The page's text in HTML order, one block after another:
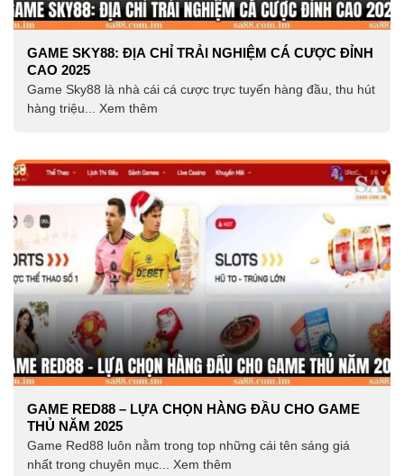
GAME SKY88: ĐỊA CHỈ TRẢI NGHIỆM CÁ CƯỢC ĐỈNH
CAO 2025
Game Sky88 là nhà cái cá cược trực tuyến hàng đầu, thu hút
hàng triệu... Xem thêm
GAME RED88 – LỰA CHỌN HÀNG ĐẦU CHO GAME
THỦ NĂM 2025
Game Red88 luôn nằm trong top những cái tên sáng giá
nhất trong chuyên mục... Xem thêm